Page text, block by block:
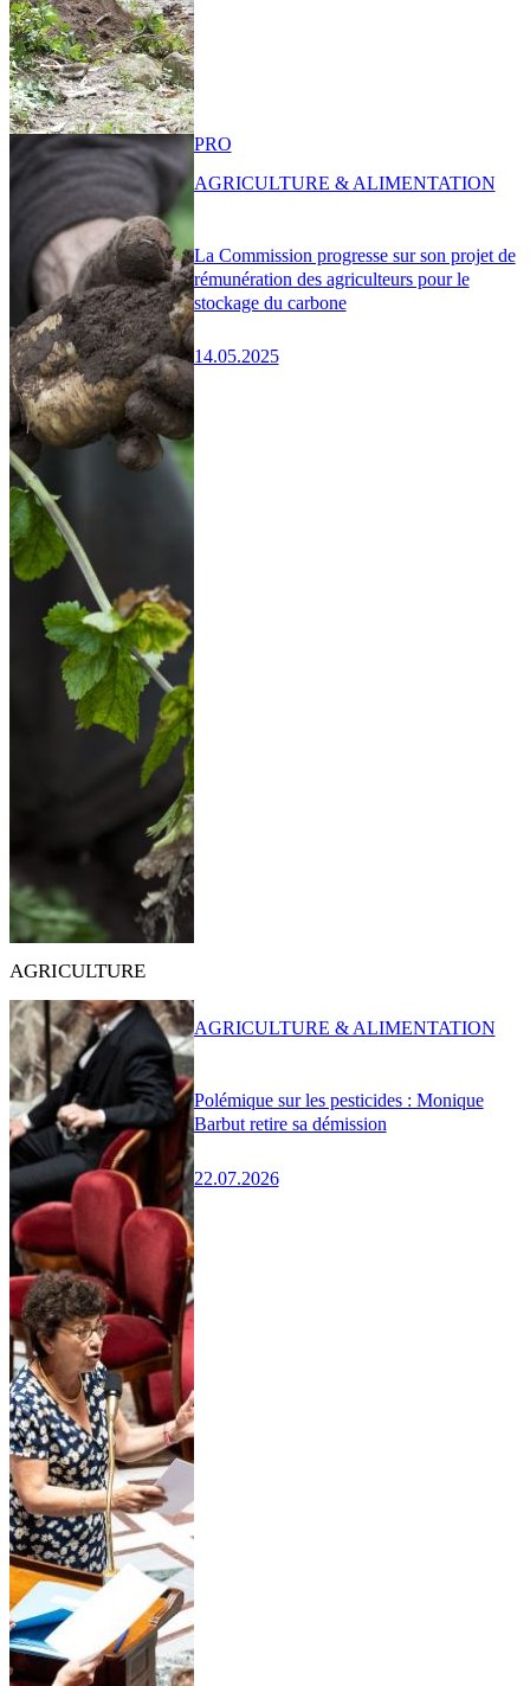
La Commission progresse sur son projet de
rémunération des agriculteurs pour le
stockage du carbone
14.05.2025
PRO
AGRICULTURE & ALIMENTATION
AGRICULTURE
Polémique sur les pesticides : Monique
Barbut retire sa démission
22.07.2026
AGRICULTURE & ALIMENTATION